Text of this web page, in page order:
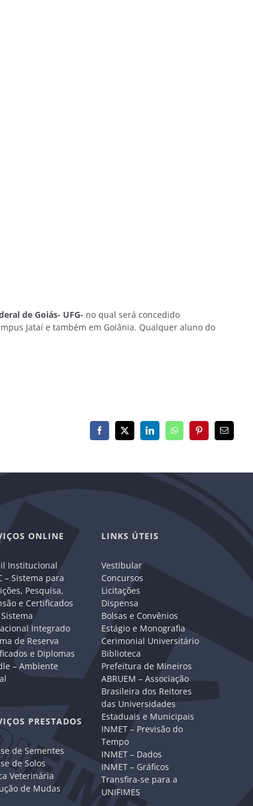
de Goiás- UFG- no qual será concedido
Jataí e também em Goiânia. Qualquer aluno do
Facebook
X LinkedInWhatsAppPinterest
E-
mail
ONLINE
Institucional
– Sistema para
Pesquisa,
e Certificados
Sistema
Integrado
de Reserva
e Diplomas
– Ambiente
PRESTADOS
de Sementes
de Solos
Veterinária
de Mudas
LINKS ÚTEIS
Vestibular
Concursos
Licitações
Dispensa
Bolsas e Convênios
Estágio e Monografia
Cerimonial Universitário
Biblioteca
Prefeitura de Mineiros
ABRUEM – Associação
Brasileira dos Reitores
das Universidades
Estaduais e Municipais
INMET – Previsão do
Tempo
INMET – Dados
INMET – Gráficos
Transfira-se para a
UNIFIMES